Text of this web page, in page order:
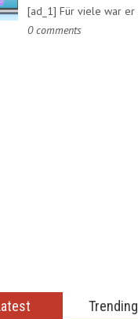
0 comments
Trending